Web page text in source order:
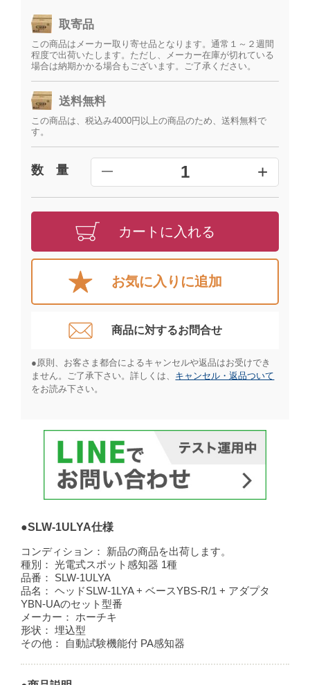
取寄品
この商品はメーカー取り寄せ品となります。通常１～２週間
程度で出荷いたします。ただし、メーカー在庫が切れている
場合は納期かかる場合もございます。ご了承ください。
送料無料
この商品は、税込み4000円以上の商品のため、送料無料で
す。
数 量 ━ 1 +
カートに入れる
お気に入りに追加
商品に対するお問合せ​
●原則、お客さま都合によるキャンセルや返品はお受けでき
ません。ご了承下さい。詳しくは、 キャンセル・返品ついて
をお読み下さい。​
●SLW-1ULYA仕様
コンディション：
新品の商品を出荷します。
種別：
光電式スポット感知器 1種
品番：
SLW-1ULYA
品名：
ヘッドSLW-1LYA + ベースYBS-R/1 + アダプタ
YBN-UAのセット型番
メーカー：
ホーチキ
形状：
埋込型
その他：
自動試験機能付 PA感知器